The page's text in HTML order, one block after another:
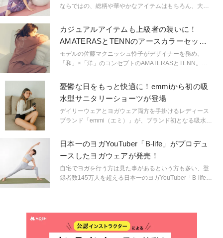
ならではの、総柄や華やかなアイテムはもちろん、大人
は、数あるアイテムの中から編集部おすすめをピックア
ップしました。
カジュアルアイテムも上級者の装いに！
AMATERASとTENNのアースカラーセット
アップに注目
モデルの佐藤マクニッシュ怜子がデザイナーを務め、
「和」×「洋」のコンセプトのAMATERASとTENN。大
ムが揃います。
憂鬱な日をもっと快適に！emmiから初の吸
水型サニタリーショーツが登場
デイリーウェアとヨガウェア両方を手掛けるレディース
ブランド「emmi（エミ）」が、ブランド初となる吸水型
日本一のヨガYouTuber「B-life」がプロデュ
ースしたヨガウェアが発売！
自宅でヨガを行う方は見た事があるという方も多い、登
録者数145万人を超える日本一のヨガYouTuber「B-life」